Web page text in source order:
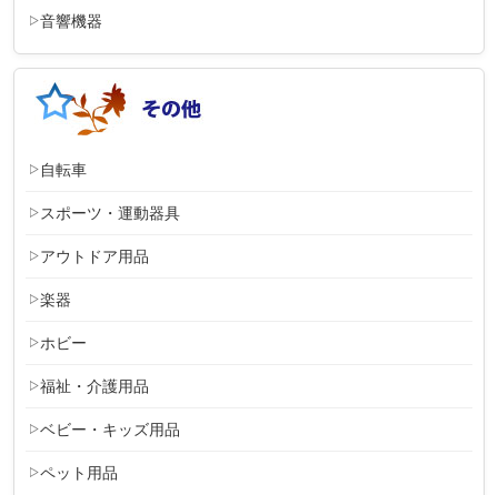
音響機器
自転車
スポーツ・運動器具
アウトドア用品
楽器
ホビー
福祉・介護用品
ベビー・キッズ用品
ペット用品